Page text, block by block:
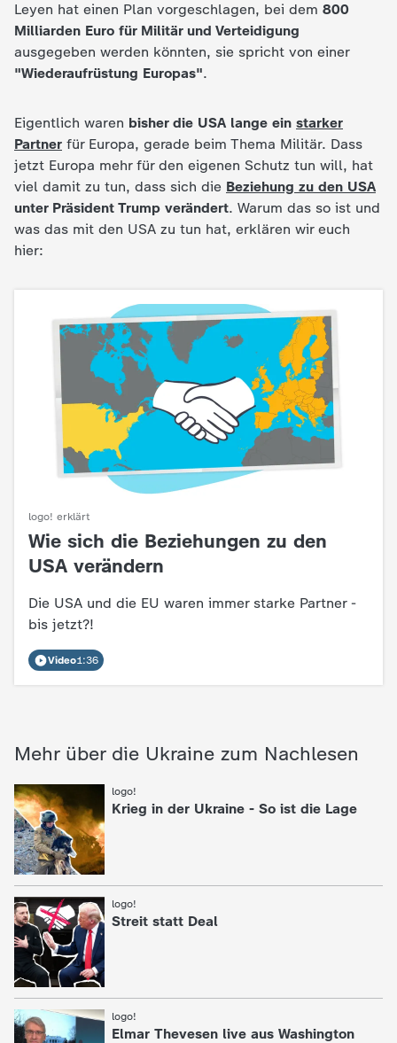
n
d
Z
D
Leyen hat einen Plan vorgeschlagen, bei dem 800
Milliarden Euro für Militär und Verteidigung
ausgegeben werden könnten, sie spricht von einer
"Wiederaufrüstung Europas".
Eigentlich waren bisher die USA lange ein starker
Partner für Europa, gerade beim Thema Militär. Dass
jetzt Europa mehr für den eigenen Schutz tun will, hat
viel damit zu tun, dass sich die Beziehung zu den USA
unter Präsident Trump verändert. Warum das so ist und
was das mit den USA zu tun hat, erklären wir euch
hier:
logo! erklärt
:
Wie sich die Beziehungen zu den
USA verändern
Die USA und die EU waren immer starke Partner -
bis jetzt?!
Video1:36
Mehr über die Ukraine zum Nachlesen
logo!
: Krieg in der Ukraine - So ist die Lage
logo!
: Streit statt Deal
logo!
: Elmar Thevesen live aus Washington